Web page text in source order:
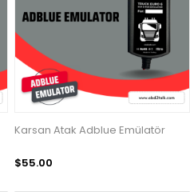
Karsan Atak Adblue Emülatör
$55.00